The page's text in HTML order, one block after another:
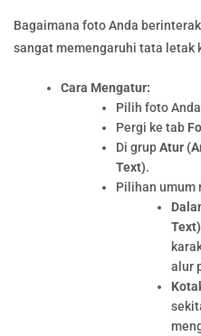
Bagaimana foto Anda
sangat memengaruhi tata letak
Cara Mengatur:
Pilih foto
Pergi ke tab
Di grupAtur
Text).
Pilihan umum
alur